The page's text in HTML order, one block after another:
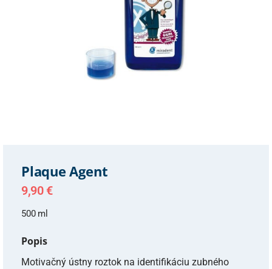
Plaque Agent
9,90 €
500 ml
Popis
Motivačný ústny roztok na identifikáciu zubného